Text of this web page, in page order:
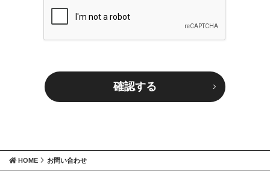
確認する
HOME お問い合わせ